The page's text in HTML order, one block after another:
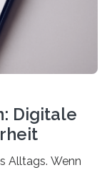
Digitale
Alltags. Wenn